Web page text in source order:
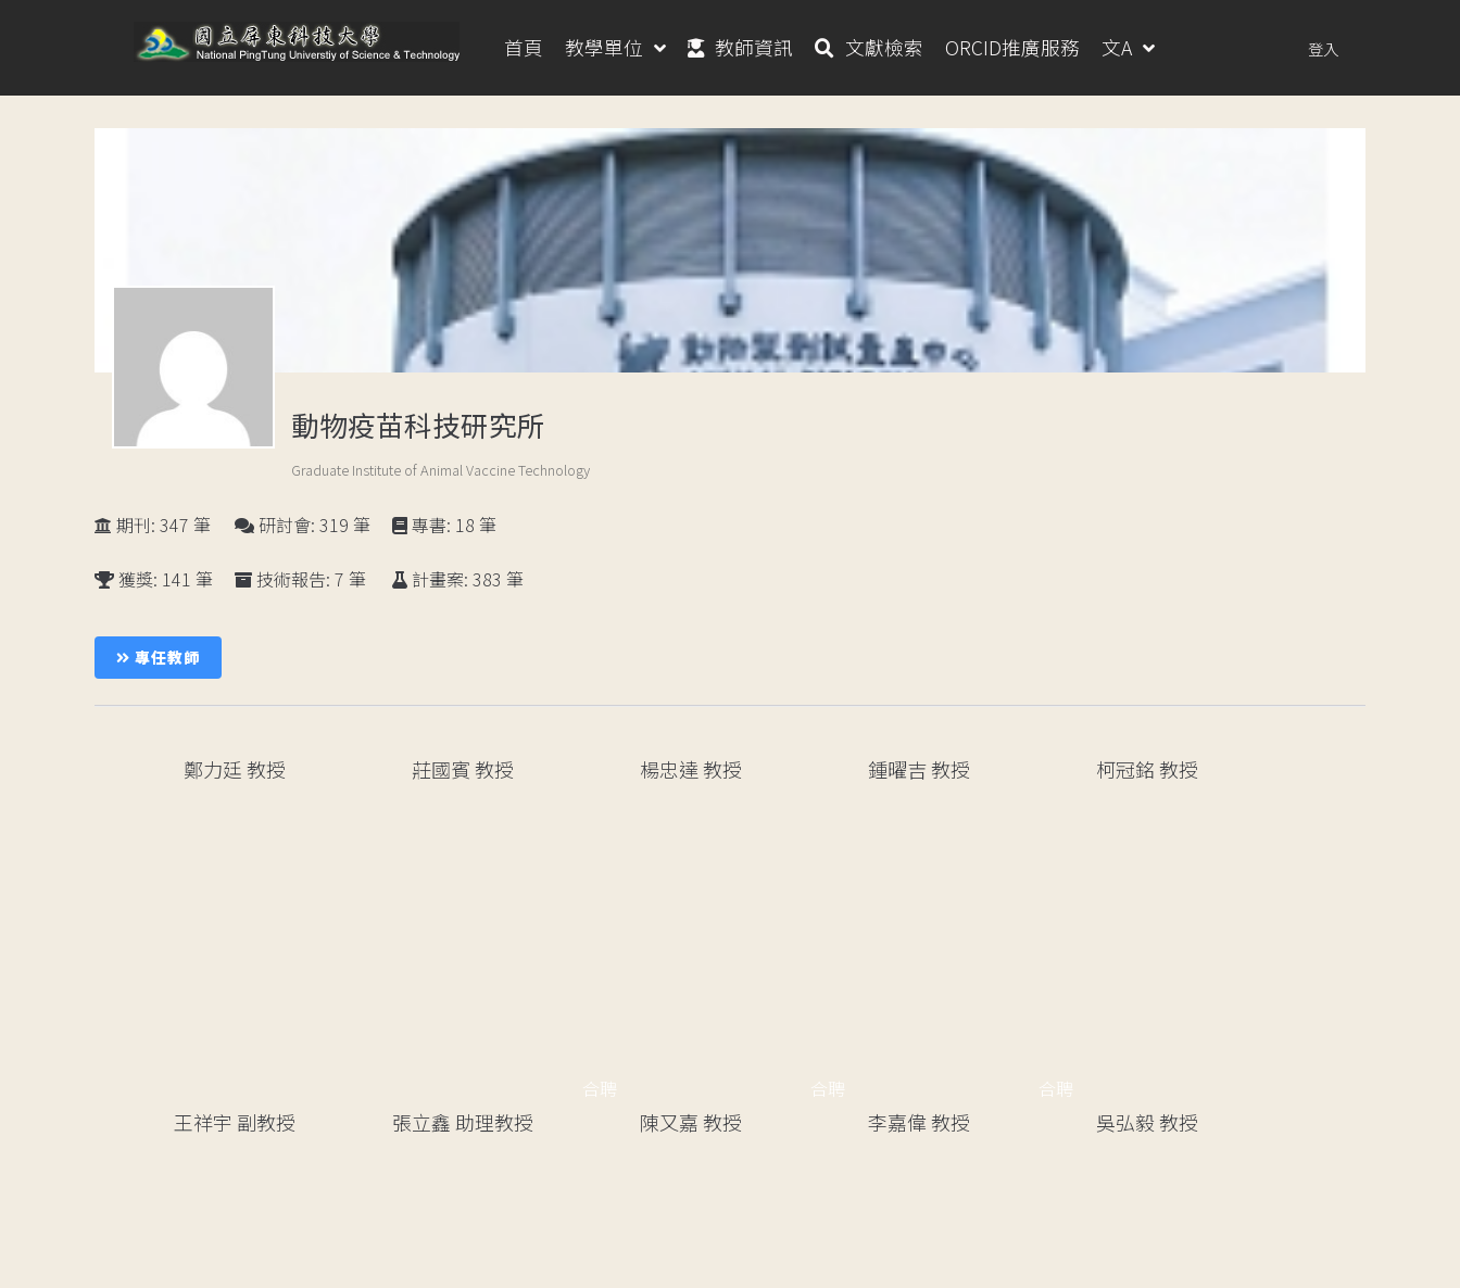
首頁 教學單位 教師資訊 文獻檢索 ORCID推廣服務 文A 登入
動物疫苗科技研究所
Graduate Institute of Animal Vaccine Technology
期刊: 347 筆
獲獎: 141 筆
研討會: 319 筆
技術報告: 7 筆
專書: 18 筆
計畫案: 383 筆
成
員
專任教師
鄭力廷教授 莊國賓教授 楊忠達教授 鍾曜吉教授 柯冠銘教授
王祥宇 副教授 張立鑫 助理教授
合聘
陳又嘉教授
合聘
李嘉偉教授
合聘
吳弘毅教授